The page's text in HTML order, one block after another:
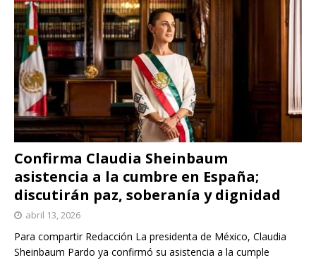
Confirma Claudia Sheinbaum
asistencia a la cumbre en España;
discutirán paz, soberanía y dignidad
abril 13, 2026
Para compartir Redacción La presidenta de México, Claudia
Sheinbaum Pardo ya confirmó su asistencia a la cumple